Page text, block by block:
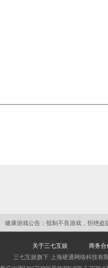
健康游戏公告： 抵制不良游戏，拒绝盗
关于三七互娱 商务合
三七互娱旗下·上海硬通网络科技有